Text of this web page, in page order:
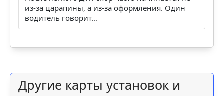
Европротокол после ДТП: когда
максимум 400, 200 или 100 тыся…